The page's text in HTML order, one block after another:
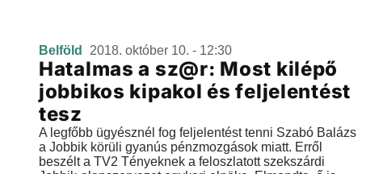
Belföld 2018. október 10. - 12:30
Hatalmas a sz@r: Most kilépő
jobbikos kipakol és feljelentést
tesz
A legfőbb ügyésznél fog feljelentést tenni Szabó Balázs
a Jobbik körüli gyanús pénzmozgások miatt. Erről
beszélt a TV2 Tényeknek a feloszlatott szekszárdi